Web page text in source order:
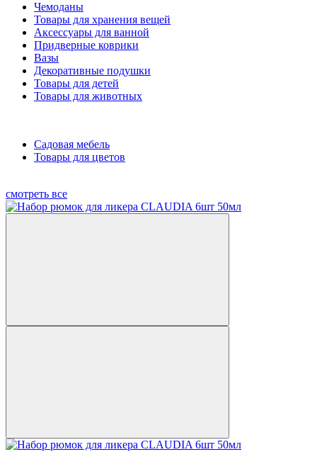
Чемоданы
Товары для хранения вещей
Аксессуары для ванной
Придверные коврики
Вазы
Декоративные подушки
Товары для детей
Товары для животных
Садовая мебель
Товары для цветов
смотреть все